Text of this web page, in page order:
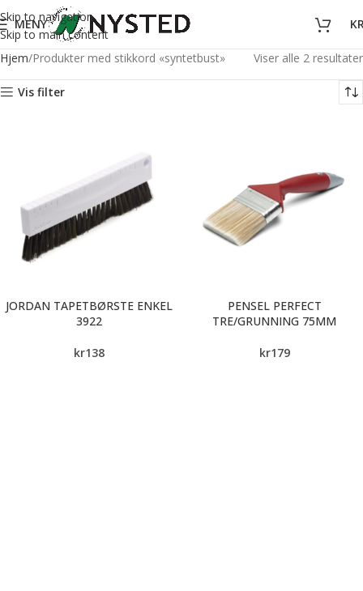
Skip to navigation
Skip to main content
MENY
Hjem Produkter med stikkord «syntetbust» Viser alle 2 resultater
Vis filter
JORDAN TAPETBØRSTE ENKEL
3922
kr138
PENSEL PERFECT
TRE/GRUNNING 75MM
kr179